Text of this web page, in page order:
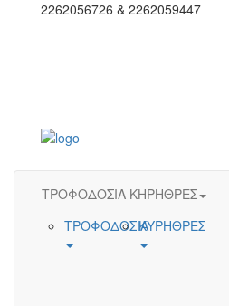
2262056726 & 2262059447
ΤΡΟΦΟΔΟΣΙΑ ΚΗΡΗΘΡΕΣ
ΤΡΟΦΟΔΟΣΙΑΚΥΡΗΘΡΕΣ